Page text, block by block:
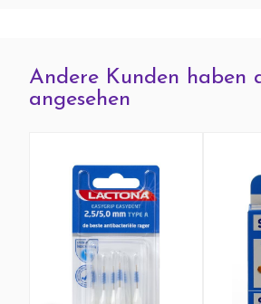
Andere Kunden haben
angesehen